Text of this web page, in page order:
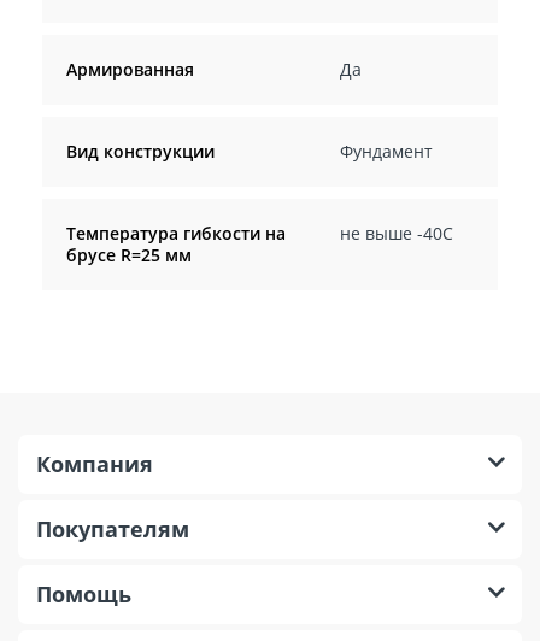
Армированная Да
Вид конструкции Фундамент
Температура гибкости на
брусе R=25 мм
не выше -40С
Компания
Покупателям
Помощь